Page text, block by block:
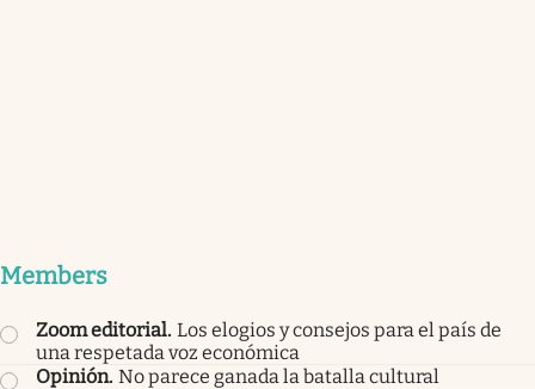
Members
Zoom editorial. Los elogios y consejos para el país de
una respetada voz económica
Opinión. No parece ganada la batalla cultural